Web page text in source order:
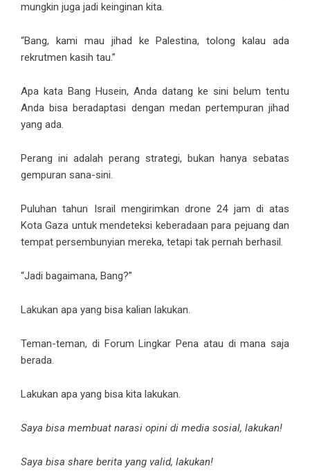
mungkin juga jadi keinginan kita.
“Bang, kami mau jihad ke Palestina, tolong kalau ada
rekrutmen kasih tau.”
Apa kata Bang Husein, Anda datang ke sini belum tentu
Anda bisa beradaptasi dengan medan pertempuran jihad
yang ada.
Perang ini adalah perang strategi, bukan hanya sebatas
gempuran sana-sini.
Puluhan tahun Israil mengirimkan drone 24 jam di atas
Kota Gaza untuk mendeteksi keberadaan para pejuang dan
tempat persembunyian mereka, tetapi tak pernah berhasil.
“Jadi bagaimana, Bang?”
Lakukan apa yang bisa kalian lakukan.
Teman-teman, di Forum Lingkar Pena atau di mana saja
berada.
Lakukan apa yang bisa kita lakukan.
Saya bisa membuat narasi opini di media sosial, lakukan!
Saya bisa share berita yang valid, lakukan!